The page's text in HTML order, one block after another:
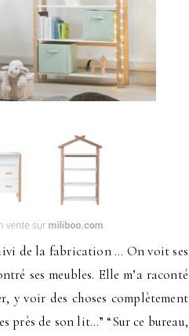
de la fabrication … On voit ses
ses meubles. Elle m’a raconté
voir des choses complètement
près de son lit…” “Sur ce bureau,